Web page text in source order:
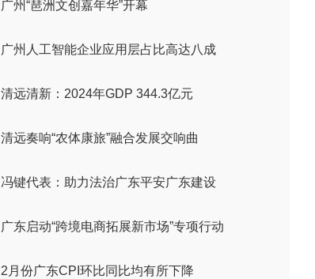
广州“琶洲文创嘉年华”开幕
广州人工智能企业应用层占比高达八成
清远清新：2024年GDP 344.3亿元
清远奏响“农体康旅”融合发展交响曲
冯键代表：助力法治广东平安广东建设
广东启动“跨境电商拓展新市场”专项行动
2月份广东CPI环比同比均有所下降